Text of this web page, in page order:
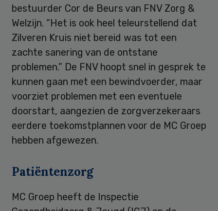
bestuurder Cor de Beurs van FNV Zorg &
Welzijn. “Het is ook heel teleurstellend dat
Zilveren Kruis niet bereid was tot een
zachte sanering van de ontstane
problemen.” De FNV hoopt snel in gesprek te
kunnen gaan met een bewindvoerder, maar
voorziet problemen met een eventuele
doorstart, aangezien de zorgverzekeraars
eerdere toekomstplannen voor de MC Groep
hebben afgewezen.
Patiëntenzorg
MC Groep heeft de Inspectie